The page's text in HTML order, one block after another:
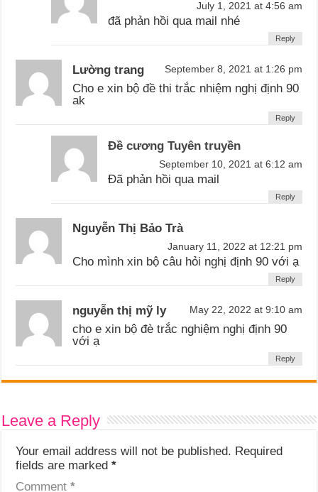
July 1, 2021 at 4:56 am
đã phản hồi qua mail nhé
Reply
Lường trang September 8, 2021 at 1:26 pm
Cho e xin bộ đề thi trắc nhiệm nghị định 90
ak
Reply
Đề cương Tuyên truyền
September 10, 2021 at 6:12 am
Đã phản hồi qua mail
Reply
Nguyễn Thị Bảo Trà
January 11, 2022 at 12:21 pm
Cho mình xin bộ câu hỏi nghị định 90 với ạ
Reply
nguyễn thị mỹ ly May 22, 2022 at 9:10 am
cho e xin bộ đè trắc nghiệm nghị định 90
với ạ
Reply
Leave a Reply
Your email address will not be published. Required
fields are marked*
Comment*